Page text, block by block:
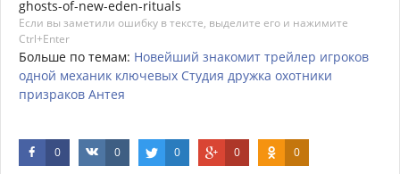
ghosts-of-new-eden-rituals
Если вы заметили ошибку в тексте, выделите его и нажимите
Ctrl+Enter
Больше по темам: Новейший знакомит трейлер игроков
одной механик ключевых Студия дружка охотники
призраков Антея
0 0 0 0 0